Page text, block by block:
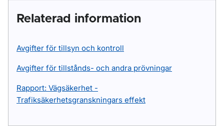
Relaterad information
Avgifter för tillsyn och kontroll
Avgifter för tillstånds- och andra prövningar
Rapport: Vägsäkerhet -
Trafiksäkerhetsgranskningars effekt